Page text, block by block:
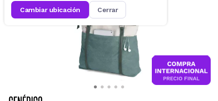
cambiar ubicación cerrar